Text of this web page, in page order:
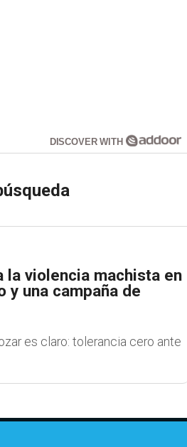
DISCOVER WITH
violencia machista en
y una campaña de
es claro: tolerancia cero ante